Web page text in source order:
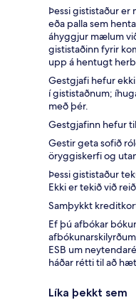
Þessi gististaður er
eða palla sem
áhyggjur mælum
gististaðinn fyrir
upp á hentugt
Gestgjafi hefur
í gististaðnum;
með þér.
Gestgjafinn hefur
Gestir geta sofið
öryggiskerfi og
Þessi gististaður
Ekki er tekið við
Samþykkt
Ef þú afbókar
ESB um
háðar rétti til að
Líka þekkt sem